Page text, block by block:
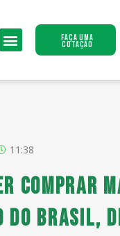
Faça uma
Cotação
11:38
comprar
Brasil,